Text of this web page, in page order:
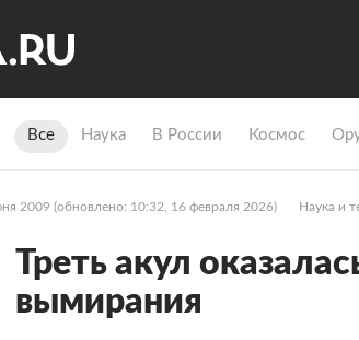
Все Наука В России Космос
2009 (обновлено: 10:32, 16 февраля 2026) Наука и
Треть акул
вымирания